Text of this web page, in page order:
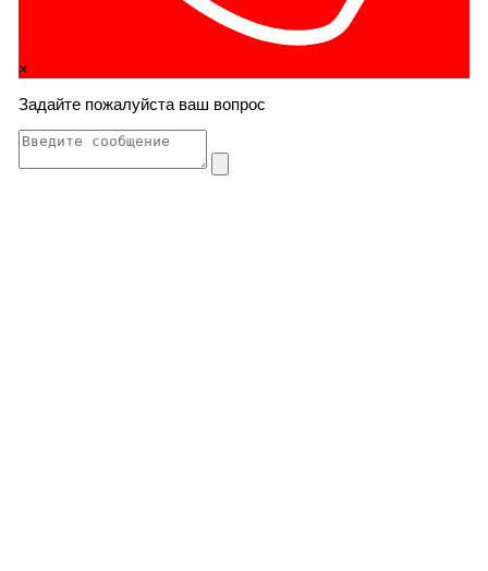
×
Задайте пожалуйста ваш вопрос